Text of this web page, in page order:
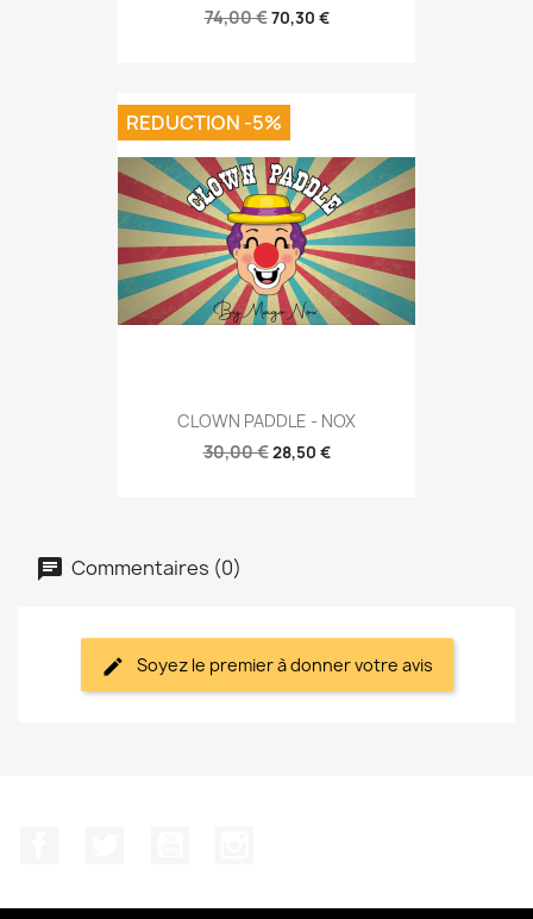
74,00 €70,30 €
CLOWN PADDLE - NOX
30,00 €28,50 €
REDUCTION -5%
Commentaires (0)
Soyez le premier à donner votre avis